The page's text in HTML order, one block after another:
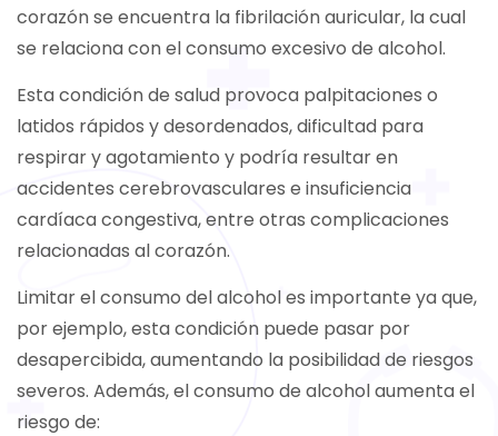
corazón se encuentra la fibrilación auricular, la cual
se relaciona con el consumo excesivo de alcohol.
Esta condición de salud provoca palpitaciones o
latidos rápidos y desordenados, dificultad para
respirar y agotamiento y podría resultar en
accidentes cerebrovasculares e insuficiencia
cardíaca congestiva, entre otras complicaciones
relacionadas al corazón.
Limitar el consumo del alcohol es importante ya que,
por ejemplo, esta condición puede pasar por
desapercibida, aumentando la posibilidad de riesgos
severos. Además, el consumo de alcohol aumenta el
riesgo de: